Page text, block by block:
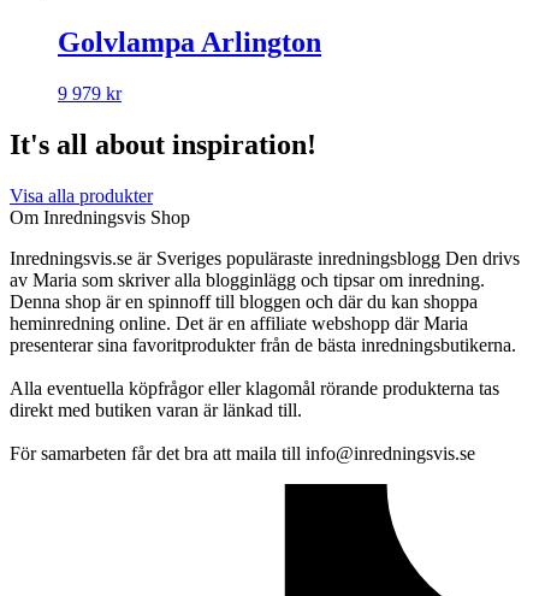
Golvlampa Arlington
9 979 kr
It's all about inspiration!
Visa alla produkter
Om Inredningsvis Shop
Inredningsvis.se är Sveriges populäraste inredningsblogg Den drivs
av Maria som skriver alla blogginlägg och tipsar om inredning.
Denna shop är en spinnoff till bloggen och där du kan shoppa
heminredning online. Det är en affiliate webshopp där Maria
presenterar sina favoritprodukter från de bästa inredningsbutikerna.
Alla eventuella köpfrågor eller klagomål rörande produkterna tas
direkt med butiken varan är länkad till.
För samarbeten får det bra att maila till info@inredningsvis.se